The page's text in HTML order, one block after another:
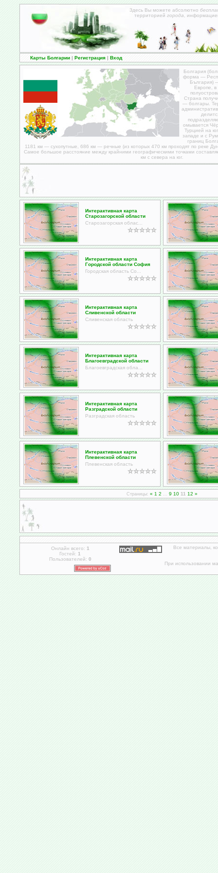
Здесь Вы можете абсолютно
территорией города ,
Карты Болгарии | Регистрация | Вход
Болгария
форма —
България)
Европе, в
Страна
— болгары.
омывается
Турцией на
западе и с
границ
1181 км — сухопутные, 686 км — речные (из которых 470 км проходят по реке
Самое большое расстояние между крайними географическими точками
км с севера на юг.
Интерактивная карта
Старозагорской области
Старозагорская облас...
Интерактивная карта
Городской области София
Городская область Со...
Интерактивная карта
Сливенской области
Сливенская область
Интерактивная карта
Благоевградской области
Благоевградская обла...
Интерактивная карта
Разградской области
Разградская область
Интерактивная карта
Плевенской области
Плевенская область
Страницы: « 1 2 ... 9 10 11 12 »
Онлайн всего: 1
Гостей: 1
Пользователей: 0
Все материалы,
При использовании